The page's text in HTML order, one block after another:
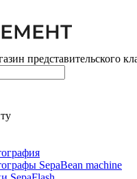
представительского
SepaBean machine